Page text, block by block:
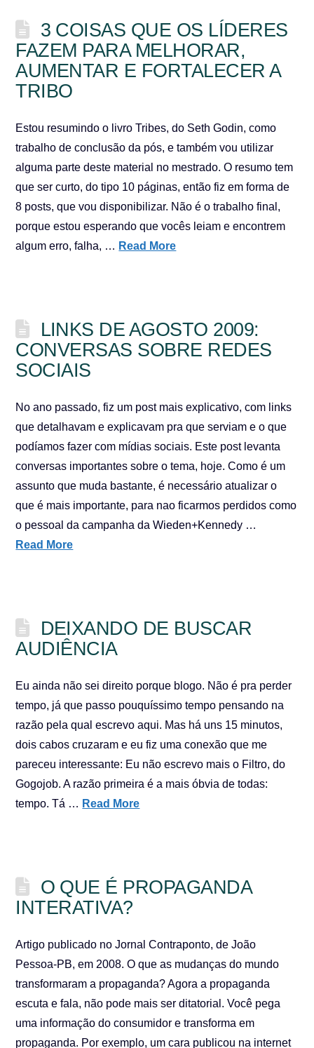
3 COISAS QUE OS LÍDERES
FAZEM PARA MELHORAR,
AUMENTAR E FORTALECER A
TRIBO
Estou resumindo o livro Tribes, do Seth Godin, como
trabalho de conclusão da pós, e também vou utilizar
alguma parte deste material no mestrado. O resumo tem
que ser curto, do tipo 10 páginas, então fiz em forma de
8 posts, que vou disponibilizar. Não é o trabalho final,
porque estou esperando que vocês leiam e encontrem
algum erro, falha, … Read More
LINKS DE AGOSTO 2009:
CONVERSAS SOBRE REDES
SOCIAIS
No ano passado, fiz um post mais explicativo, com links
que detalhavam e explicavam pra que serviam e o que
podíamos fazer com mídias sociais. Este post levanta
conversas importantes sobre o tema, hoje. Como é um
assunto que muda bastante, é necessário atualizar o
que é mais importante, para nao ficarmos perdidos como
o pessoal da campanha da Wieden+Kennedy …
Read More
DEIXANDO DE BUSCAR
AUDIÊNCIA
Eu ainda não sei direito porque blogo. Não é pra perder
tempo, já que passo pouquíssimo tempo pensando na
razão pela qual escrevo aqui. Mas há uns 15 minutos,
dois cabos cruzaram e eu fiz uma conexão que me
pareceu interessante: Eu não escrevo mais o Filtro, do
Gogojob. A razão primeira é a mais óbvia de todas:
tempo. Tá … Read More
O QUE É PROPAGANDA
INTERATIVA?
Artigo publicado no Jornal Contraponto, de João
Pessoa-PB, em 2008. O que as mudanças do mundo
transformaram a propaganda? Agora a propaganda
escuta e fala, não pode mais ser ditatorial. Você pega
uma informação do consumidor e transforma em
propaganda. Por exemplo, um cara publicou na internet